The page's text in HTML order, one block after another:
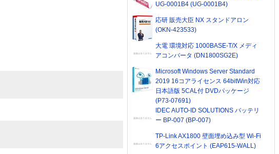
UG-0001B4 (UG-0001B4)
応研 販売大臣 NX スタンドアロン
(OKN-423533)
大電 環境対応 1000BASE-T/X メディ
アコンバータ (DN1800SG2E)
Microsoft Windows Server Standard
2019 16コアライセンス 64bitWin対応
日本語版 5CAL付 DVDパッケージ
(P73-07691)
IDEC AUTO-ID SOLUTIONS バッテリ
ー BP-007 (BP-007)
TP-Link AX1800 壁面埋め込み型 Wi-Fi
6アクセスポイント (EAP615-WALL)